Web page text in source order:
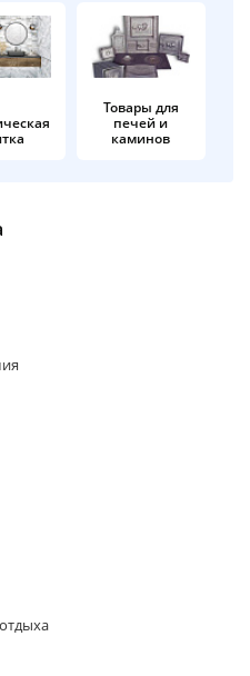
Товары для
печей и
каминов